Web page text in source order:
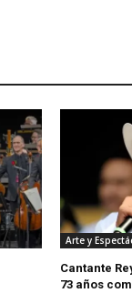
Arte y
Cantante
73 años